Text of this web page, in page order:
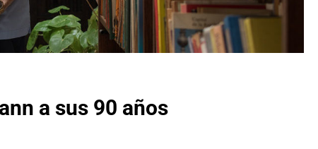
a sus 90 años